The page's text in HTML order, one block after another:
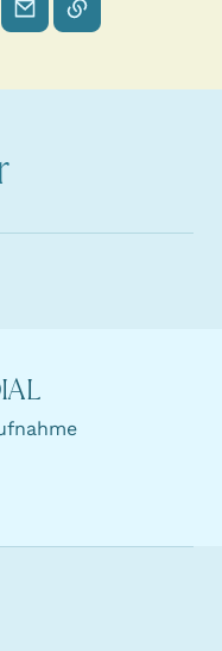
teilenteilen
Per E-Mail senden
Link kopieren